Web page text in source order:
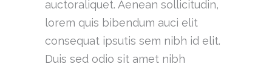
auctoraliquet. Aenean sollicitudin,
lorem quis bibendum auci elit
consequat ipsutis sem nibh id elit.
Duis sed odio sit amet nibh